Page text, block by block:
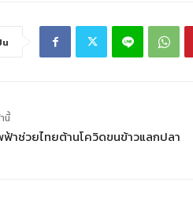
น
นี้
าช่วยไทยต้านโควิดขนข้าวแลกปลา